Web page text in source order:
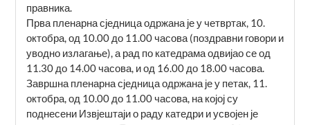
правника.
Прва пленарна сједница одржана је у четвртак, 10.
октобра, од 10.00 до 11.00 часова (поздравни говори и
уводно излагање), а рад по катедрама одвијао се од
11.30 до 14.00 часова, и од 16.00 до 18.00 часова.
Завршна пленарна сједница одржана је у петак, 11.
октобра, од 10.00 до 11.00 часова, на којој су
поднесени Извјештаји о раду катедри и усвојен је